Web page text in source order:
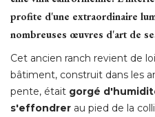
profite d'une extraordinaire
nombreuses œuvres d'art de
Cet ancien ranch revient de
bâtiment, construit dans les
pente, était gorgé
s'effondrer au pied de la